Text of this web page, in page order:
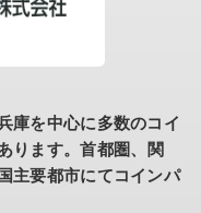
庫を中心に多数のコイ
ります。首都圏、関
主要都市にてコインパ